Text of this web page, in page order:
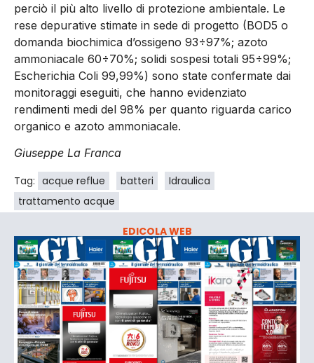
perciò il più alto livello di protezione ambientale. Le
rese depurative stimate in sede di progetto (BOD5 o
domanda biochimica d’ossigeno 93÷97%; azoto
ammoniacale 60÷70%; solidi sospesi totali 95÷99%;
Escherichia Coli 99,99%) sono state confermate dai
monitoraggi eseguiti, che hanno evidenziato
rendimenti medi del 98% per quanto riguarda carico
organico e azoto ammoniacale.
Giuseppe La Franca
Tag: acque reflue batteri
Idraulica
trattamento acque
EDICOLA WEB